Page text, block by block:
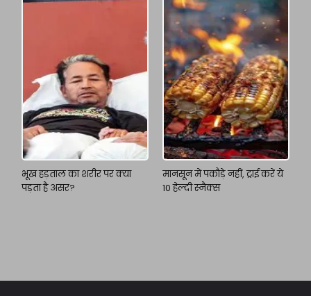
भूख हड़ताल का शरीर पर क्या
पड़ता है असर?
मानसून में पकौड़े नहीं, ट्राई करें ये
10 हेल्दी स्नैक्स